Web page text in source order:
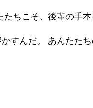
たちこそ、後輩の手
すんだ。 あんたた